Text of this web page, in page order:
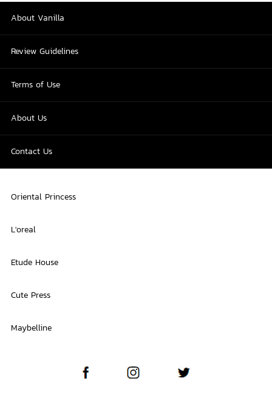
About Vanilla
Review Guidelines
Terms of Use
About Us
Contact Us
Oriental Princess
L'oreal
Etude House
Cute Press
Maybelline